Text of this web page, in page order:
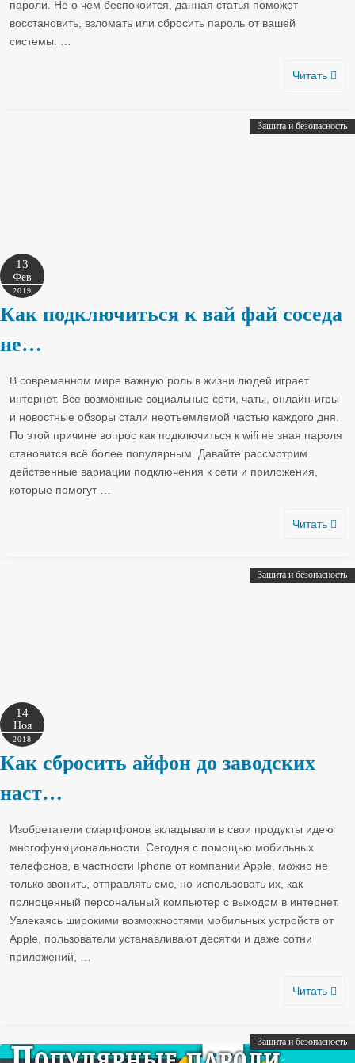
пароли. Не о чем беспокоится, данная статья поможет
восстановить, взломать или сбросить пароль от вашей
системы.
Читать
Защита и безопасность
13
Фев
2019
Как подключиться к вай фай соседа
не…
В современном мире важную роль в жизни людей играет
интернет. Все возможные социальные сети, чаты, онлайн-игры
и новостные обзоры стали неотъемлемой частью каждого дня.
По этой причине вопрос как подключиться к wifi не зная пароля
становится всё более популярным. Давайте рассмотрим
действенные вариации подключения к сети и приложения,
которые помогут…
Читать
Защита и безопасность
14
Ноя
2018
Как сбросить айфон до заводских
наст…
Изобретатели смартфонов вкладывали в свои продукты идею
многофункциональности. Сегодня с помощью мобильных
телефонов, в частности Iphone от компании Apple, можно не
только звонить, отправлять смс, но использовать их, как
полноценный персональный компьютер с выходом в интернет.
Увлекаясь широкими возможностями мобильных устройств от
Apple, пользователи устанавливают десятки и даже сотни
приложений,
Читать
Защита и безопасность